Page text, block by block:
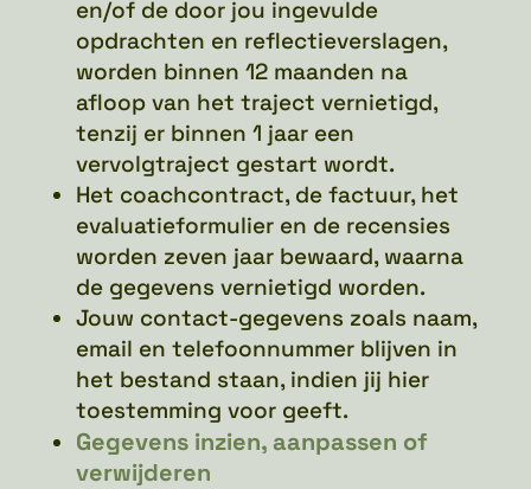
en/of de door jou ingevulde
opdrachten en reflectieverslagen,
worden binnen 12 maanden na
afloop van het traject vernietigd,
tenzij er binnen 1 jaar een
vervolgtraject gestart wordt.
Het coachcontract, de factuur, het
evaluatieformulier en de recensies
worden zeven jaar bewaard, waarna
de gegevens vernietigd worden.
Jouw contact-gegevens zoals naam,
email en telefoonnummer blijven in
het bestand staan, indien jij hier
toestemming voor geeft.
Gegevens inzien, aanpassen of
verwijderen